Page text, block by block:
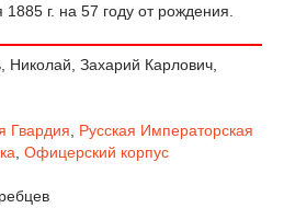
г. на 57 году от рождения.
Николай, Захарий Карлович,
Гвардия
Русская Императорская
Офицерский корпус